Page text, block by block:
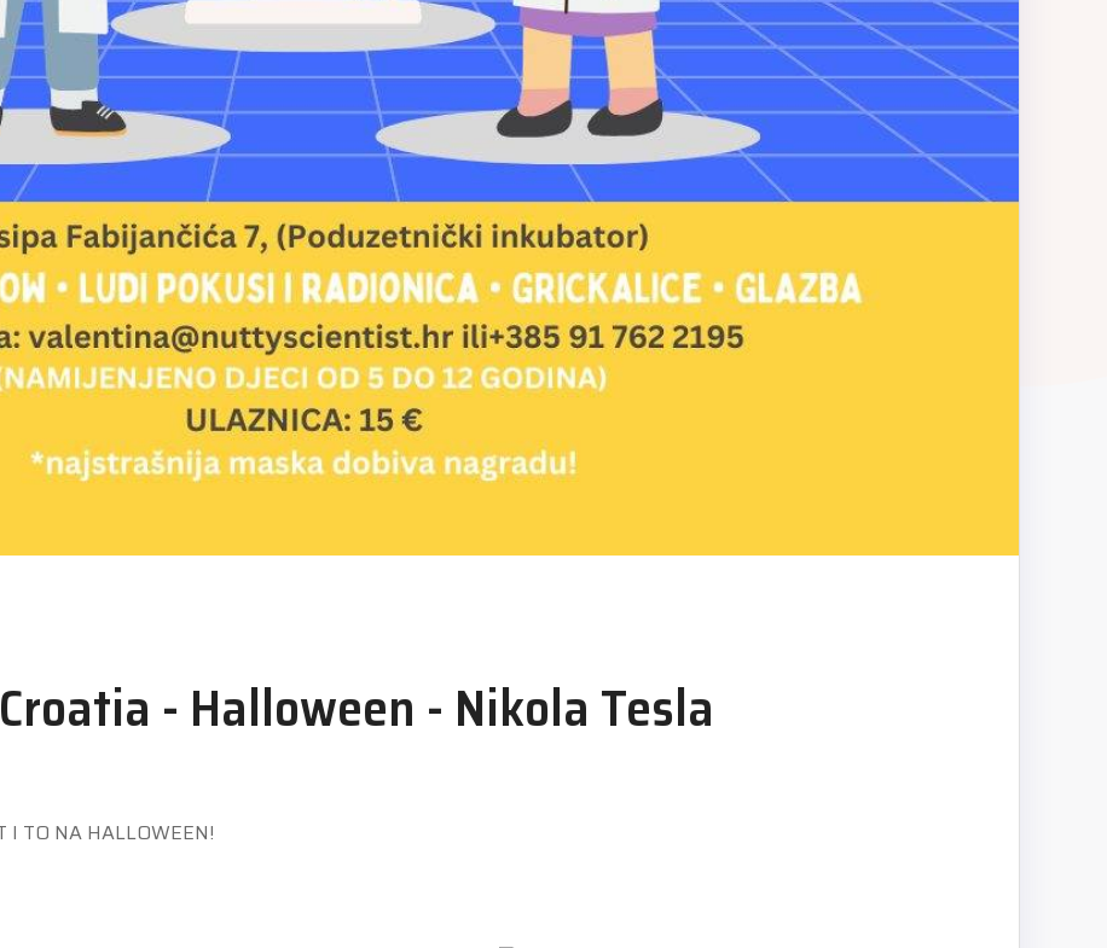
- Halloween - Nikola Tesla
I TO NA HALLOWEEN!